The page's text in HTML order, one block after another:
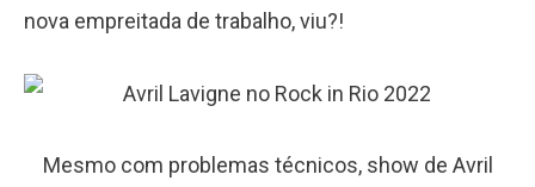
nova empreitada de trabalho, viu?!
Mesmo com problemas técnicos, show de Avril